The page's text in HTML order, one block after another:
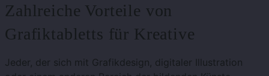
Zahlreiche Vorteile von
Grafiktabletts für Kreative
Jeder, der sich mit Grafikdesign, digitaler Illustration